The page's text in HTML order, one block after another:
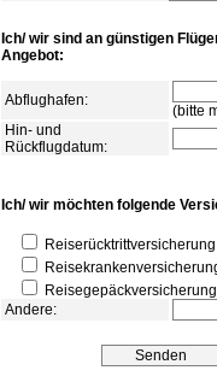
Ich/ wir sind an günstigen
Angebot:
Abflughafen:
(bitte
Hin- und
Rückflugdatum:
Ich/ wir möchten folgende
Reiserücktrittversicherung
Reisegepäckversicherung
Andere: